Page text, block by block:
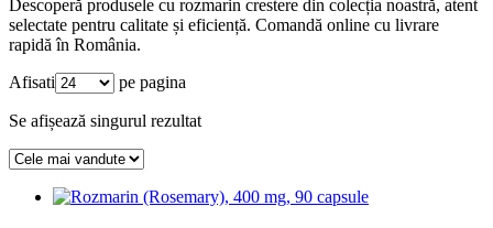
Descoperă produsele cu rozmarin crestere din colecția noastră, atent
selectate pentru calitate și eficiență. Comandă online cu livrare
rapidă în România.
Afisati
pe pagina
Se afișează singurul rezultat